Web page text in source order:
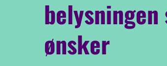
ønsker